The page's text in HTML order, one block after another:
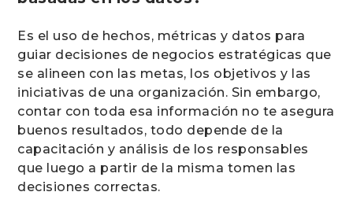
Es el uso de hechos, métricas y datos para
guiar decisiones de negocios estratégicas que
se alineen con las metas, los objetivos y las
iniciativas de una organización. Sin embargo,
contar con toda esa información no te asegura
buenos resultados, todo depende de la
capacitación y análisis de los responsables
que luego a partir de la misma tomen las
decisiones correctas.